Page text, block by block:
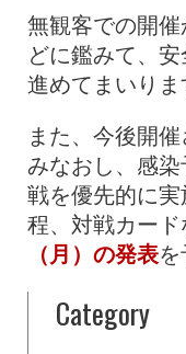
スポンサー
無観客での開
どに鑑みて、
進めてまいりま
また、今後開
みなおし、感
戦を優先的に
程、対戦カード
（月）の発表を
Category